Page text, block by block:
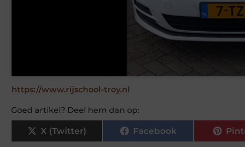
https://www.rijschool-troy.nl
Goed artikel? Deel hem dan op:
X (Twitter) Facebook